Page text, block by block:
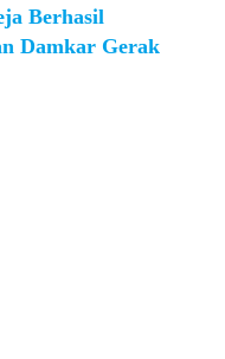
Berhasil
Damkar Gerak